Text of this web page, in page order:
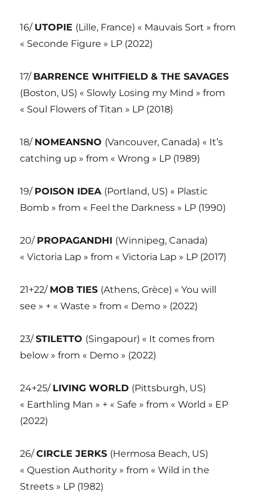
16/ UTOPIE (Lille, France) « Mauvais Sort » from
« Seconde Figure » LP (2022)
17/ BARRENCE WHITFIELD & THE SAVAGES
(Boston, US) « Slowly Losing my Mind » from
« Soul Flowers of Titan » LP (2018)
18/ NOMEANSNO (Vancouver, Canada) « It’s
catching up » from « Wrong » LP (1989)
19/ POISON IDEA (Portland, US) « Plastic
Bomb » from « Feel the Darkness » LP (1990)
20/ PROPAGANDHI (Winnipeg, Canada)
« Victoria Lap » from « Victoria Lap » LP (2017)
21+22/ MOB TIES (Athens, Grèce) « You will
see » + « Waste » from « Demo » (2022)
23/STILETTO (Singapour) « It comes from
below » from « Demo » (2022)
24+25/ LIVING WORLD (Pittsburgh, US)
« Earthling Man » + « Safe » from « World » EP
(2022)
26/CIRCLE JERKS (Hermosa Beach, US)
« Question Authority » from « Wild in the
Streets » LP (1982)